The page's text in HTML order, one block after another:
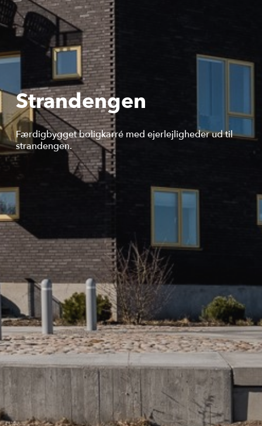
Strandengen
Færdigbygget boligkarré med ejerlejligheder ud til
strandengen.